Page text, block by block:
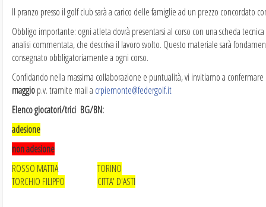
Il pranzo presso il golf club sarà a carico delle famiglie ad un prezzo concordato
Obbligo importante: ogni atleta dovrà presentarsi al corso con una scheda
analisi commentata, che descriva il lavoro svolto. Questo materiale sarà
consegnato obbligatoriamente a ogni corso.
Confidando nella massima collaborazione e puntualità, vi invitiamo a
maggiop.v. tramite mail a crpiemonte@federgolf.it
Elenco giocatori/trici BG/BN:
adesione
non adesione
ROSSO MATTIA
TORINO
TORCHIO FILIPPO
CITTA' D'ASTI